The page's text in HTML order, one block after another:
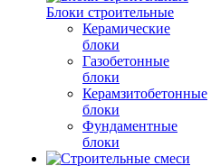
Блоки строительные
Керамические
блоки
Газобетонные
блоки
Керамзитобетонные
блоки
Фундаментные
блоки